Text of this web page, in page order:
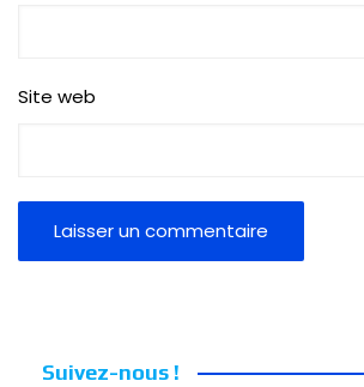
Site web
Suivez-nous !